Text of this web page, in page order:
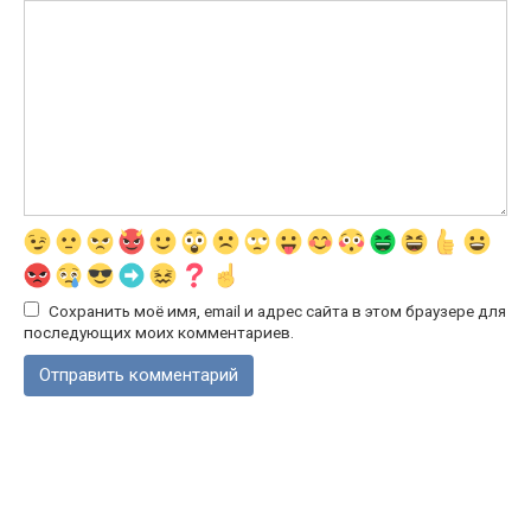
Сохранить моё имя, email и адрес сайта в этом браузере для
последующих моих комментариев.